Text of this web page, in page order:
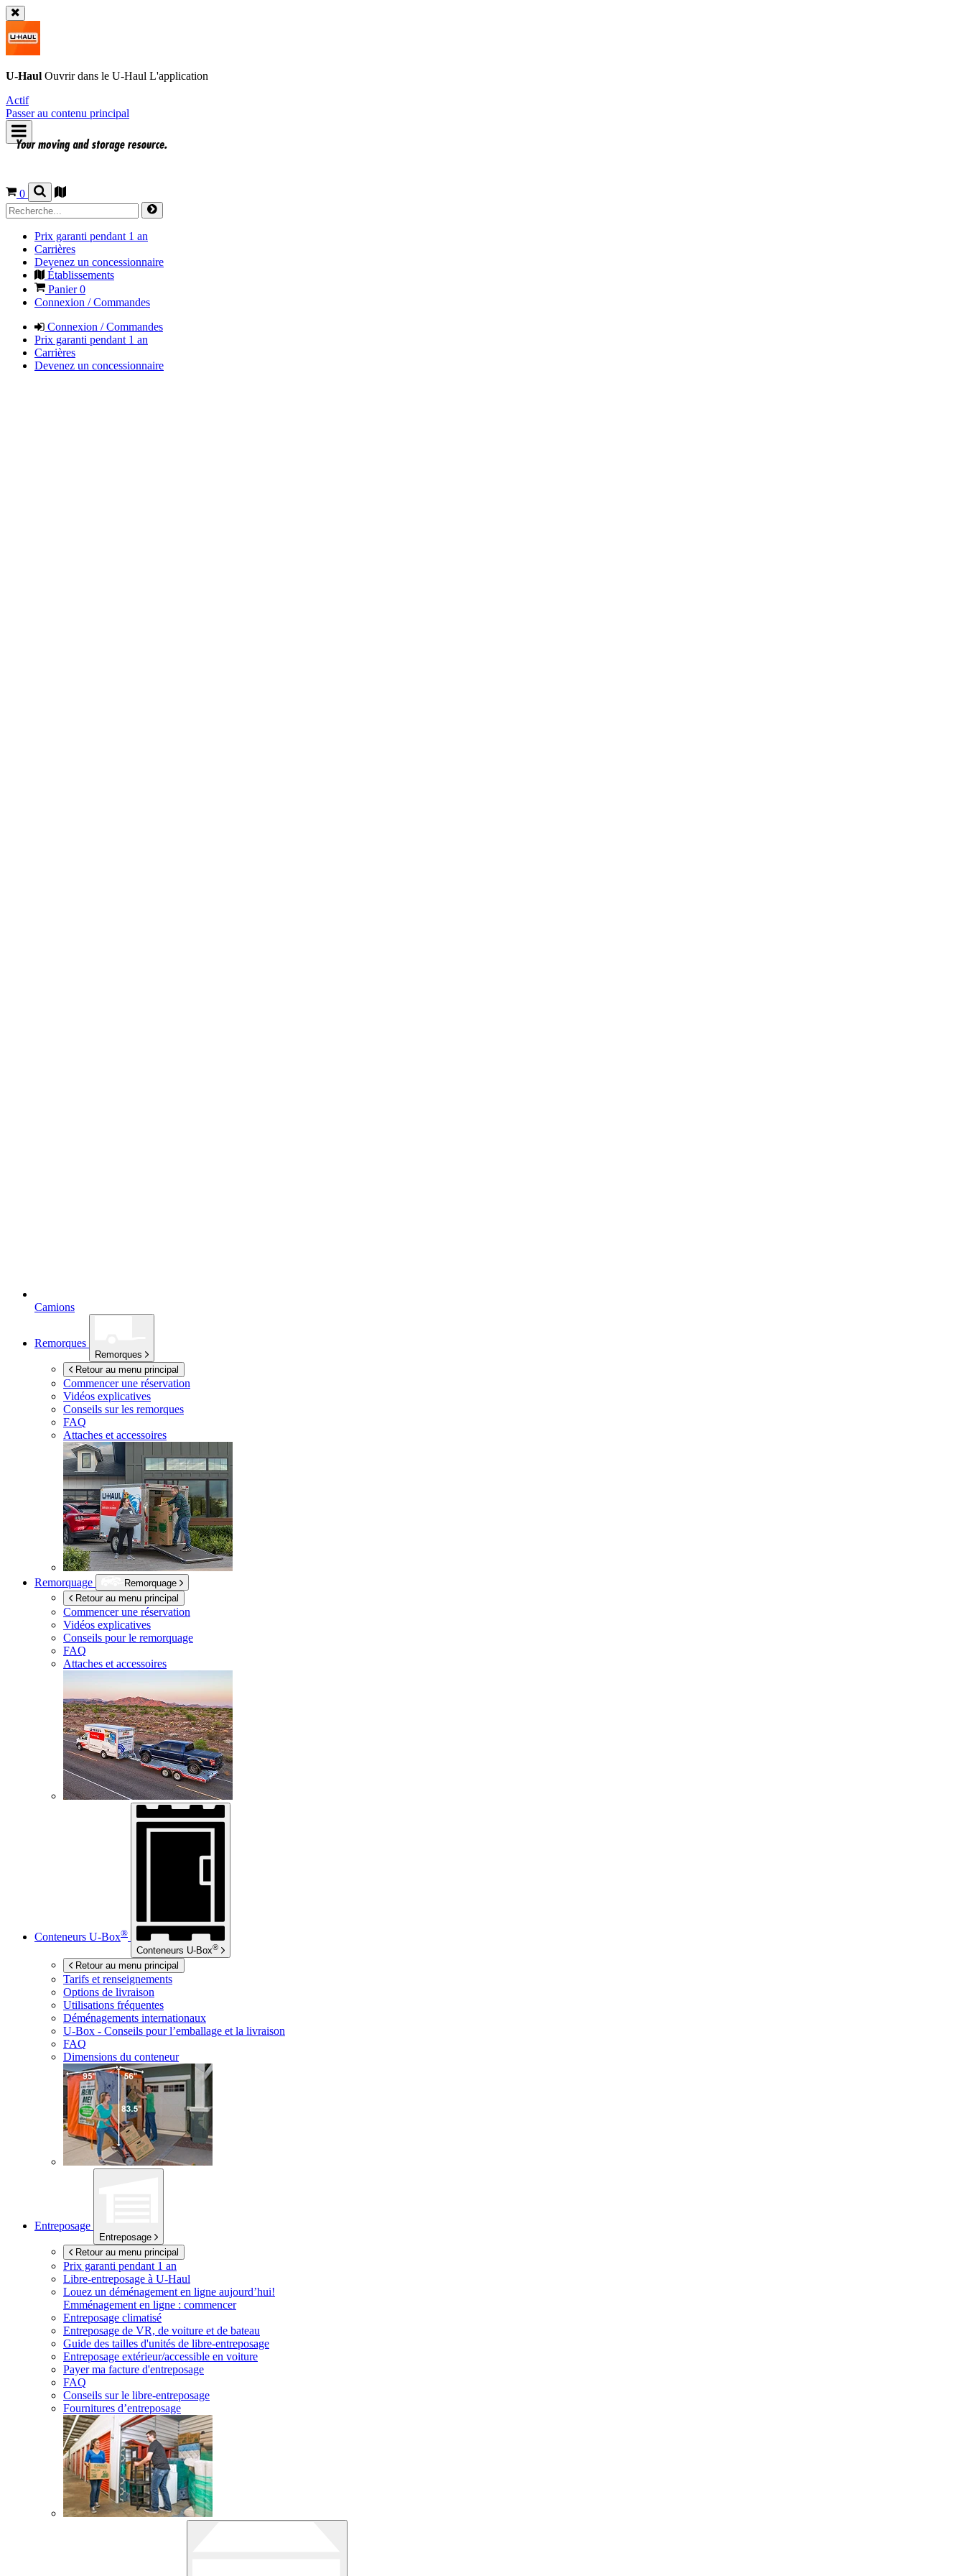
U-Haul Ouvrir dans le U-Haul L'application
Actif
Passer au contenu principal
0
Prix garanti pendant 1 an
Carrières
Devenez un concessionnaire
Établissements
Panier0
Connexion / Commandes
Connexion / Commandes
Prix garanti pendant 1 an
Carrières
Devenez un concessionnaire
Camions
Remorques
Remorques
Retour au menu principal
Commencer une réservation
Vidéos explicatives
Conseils sur les remorques
FAQ
Attaches et accessoires
Remorquage
Remorquage
Retour au menu principal
Commencer une réservation
Vidéos explicatives
Conseils pour le remorquage
FAQ
Attaches et accessoires
Conteneurs U-Box®
Conteneurs U-Box®
Retour au menu principal
Tarifs et renseignements
Options de livraison
Utilisations fréquentes
Déménagements internationaux
U-Box - Conseils pour l’emballage et la livraison
FAQ
Dimensions du conteneur
Entreposage
Entreposage
Retour au menu principal
Prix garanti pendant 1 an
Libre-entreposage à U-Haul
Louez un déménagement en ligne aujourd’hui!
Emménagement en ligne : commencer
Entreposage climatisé
Entreposage de VR, de voiture et de bateau
Guide des tailles d'unités de libre-entreposage
Entreposage extérieur/accessible en voiture
Payer ma facture d'entreposage
FAQ
Conseils sur le libre-entreposage
Fournitures d’entreposage